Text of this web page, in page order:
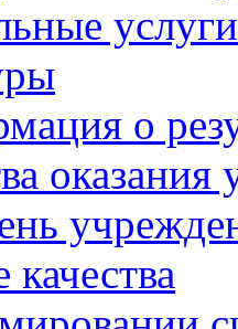
о
оказания
качества